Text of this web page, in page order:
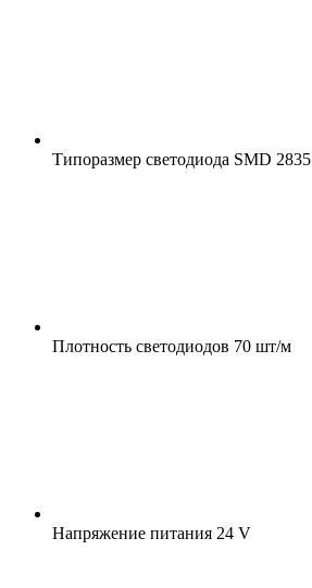
Типоразмер светодиода SMD 2835
Плотность светодиодов 70 шт/м
Напряжение питания 24 V